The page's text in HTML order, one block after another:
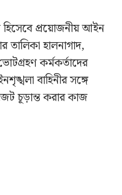
হিসেবে প্রয়োজনীয় আইন
হালনাগাদ,
ভোটগ্রহণ কর্মকর্তাদের
বাহিনীর সঙ্গে
চূড়ান্ত করার কাজ